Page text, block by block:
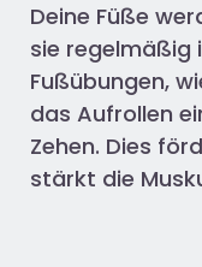
Deine Füße
sie regelmäßig
Fußübungen,
das Aufrollen
Zehen. Dies
stärkt die